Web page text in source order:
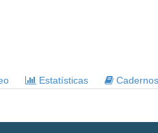
Estatísticas